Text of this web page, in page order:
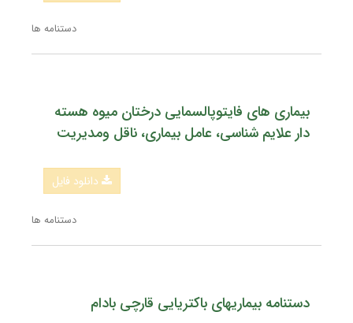
دستنامه ها
بیماری های فایتوپالسمایی درختان میوه هسته
دار علایم شناسی، عامل بیماری، ناقل ومدیریت
دانلود فایل
دستنامه ها
دستنامه بیماریهای باکتریایی قارچی بادام